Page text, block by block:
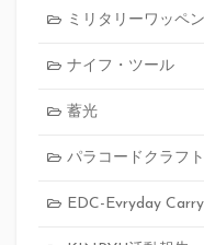
ミリタリーワッペ
ナイフ・ツール
蓄光
パラコードクラフト
EDC-Evryday Carry